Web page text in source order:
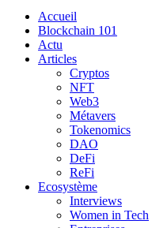
Accueil
Blockchain 101
Actu
Articles
Cryptos
NFT
Web3
Métavers
Tokenomics
DAO
DeFi
ReFi
Ecosystème
Interviews
Women in Tech